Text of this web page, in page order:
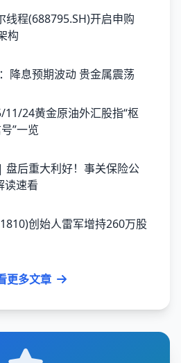
构
降息预期波动 贵金属震荡
”一览
读速看
更多文章